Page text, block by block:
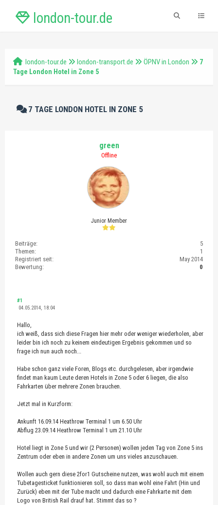
london-tour.de
london-tour.de london-transport.de ÖPNV in London
7
Tage London Hotel in Zone 5
7 TAGE LONDON HOTEL IN ZONE 5
green
Offline
Junior Member
Beiträge:
5
Themen:
1
Registriert seit:
May 2014
Bewertung:
0
#1
04.05.2014, 18:04
Hallo,
ich weiß, dass sich diese Fragen hier mehr oder weniger wiederholen, aber
leider bin ich noch zu keinem eindeutigen Ergebnis gekommen und so
frage ich nun auch noch...
Habe schon ganz viele Foren, Blogs etc. durchgelesen, aber irgendwie
findet man kaum Leute deren Hotels in Zone 5 oder 6 liegen, die also
Fahrkarten über mehrere Zonen brauchen.
Jetzt mal in Kurzform:
Ankunft 16.09.14 Heathrow Terminal 1 um 6.50 Uhr
Abflug 23.09.14 Heathrow Terminal 1 um 21.10 Uhr
Hotel liegt in Zone 5 und wir (2 Personen) wollen jeden Tag von Zone 5 ins
Zentrum oder eben in andere Zonen um uns vieles anzuschauen.
Wollen auch gern diese 2for1 Gutscheine nutzen, was wohl auch mit einem
Tubetagesticket funktionieren soll, so dass man wohl eine Fahrt (Hin und
Zurück) eben mit der Tube macht und dadurch eine Fahrkarte mit dem
Logo von British Rail drauf hat. Stimmt das so ?